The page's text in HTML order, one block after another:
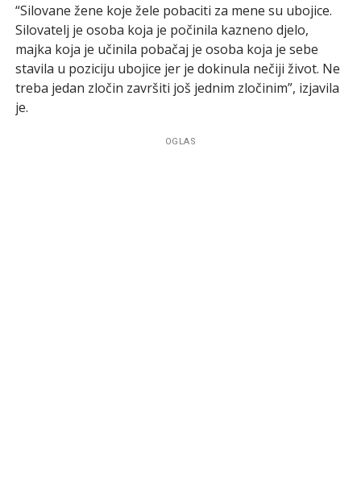
“Silovane žene koje žele pobaciti za mene su ubojice.
Silovatelj je osoba koja je počinila kazneno djelo,
majka koja je učinila pobačaj je osoba koja je sebe
stavila u poziciju ubojice jer je dokinula nečiji život. Ne
treba jedan zločin završiti još jednim zločinim”, izjavila
je.
OGLAS